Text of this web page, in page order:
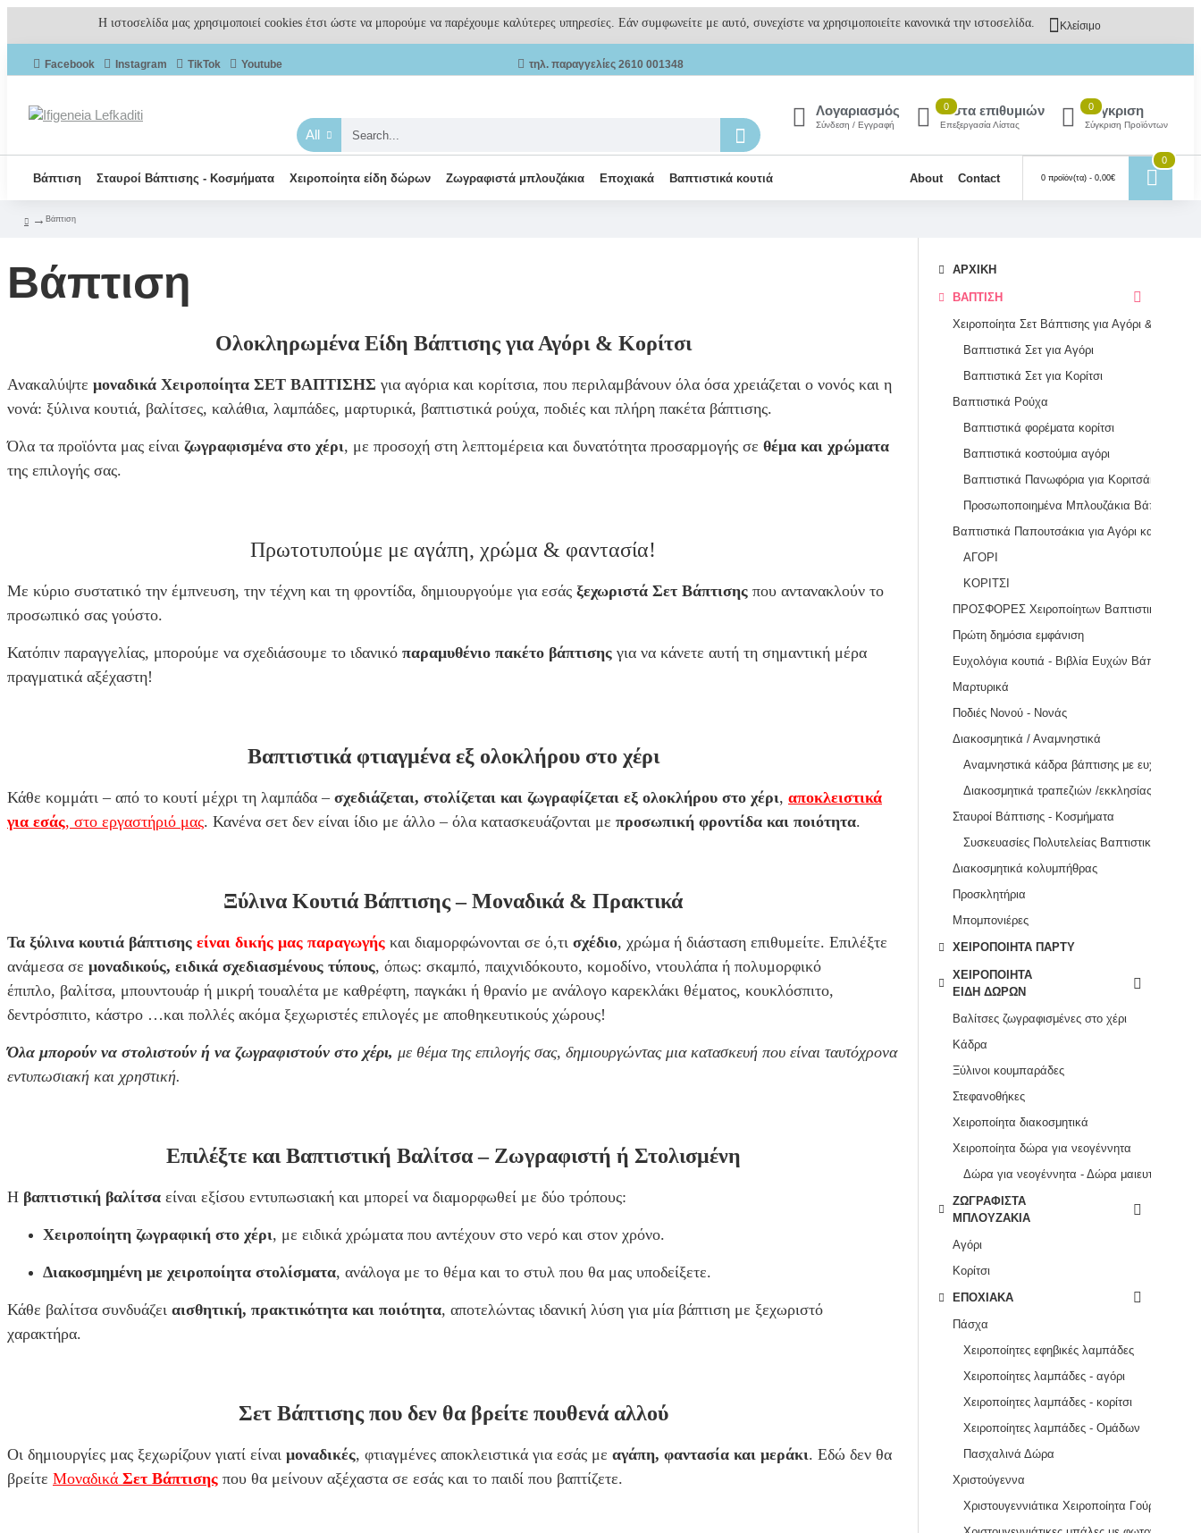
Η ιστοσελίδα μας χρησιμοποιεί cookies έτσι ώστε να μπορούμε να παρέχουμε καλύτερες υπηρεσίες. Εάν συμφωνείτε με αυτό, συνεχίστε να χρησιμοποιείτε κανονικά την ιστοσελίδα. Κλείσιμο
Facebook Instagram TikTok Youtube τηλ. παραγγελίες 2610 001348
All
Λογαριασμός
Σύνδεση / Εγγραφή
Λίστα επιθυμιών
Επεξεργασία Λίστας
0 Σύγκριση
Σύγκριση Προϊόντων
0
Βάπτιση Σταυροί Βάπτισης - Κοσμήματα Χειροποίητα είδη δώρων Ζωγραφιστά μπλουζάκια Εποχιακά Βαπτιστικά κουτιά About Contact 0 προϊόν(τα) - 0,00€
0
Βάπτιση
Βάπτιση
Ολοκληρωμένα Είδη Βάπτισης για Αγόρι & Κορίτσι
Ανακαλύψτε μοναδικά Χειροποίητα ΣΕΤ ΒΑΠΤΙΣΗΣ για αγόρια και κορίτσια, που περιλαμβάνουν όλα όσα χρειάζεται ο νονός και η
νονά: ξύλινα κουτιά, βαλίτσες, καλάθια, λαμπάδες, μαρτυρικά, βαπτιστικά ρούχα, ποδιές και πλήρη πακέτα βάπτισης.
Όλα τα προϊόντα μας είναι ζωγραφισμένα στο χέρι, με προσοχή στη λεπτομέρεια και δυνατότητα προσαρμογής σε θέμα και χρώματα
της επιλογής σας.
Πρωτοτυπούμε με αγάπη, χρώμα & φαντασία!
Με κύριο συστατικό την έμπνευση, την τέχνη και τη φροντίδα, δημιουργούμε για εσάς ξεχωριστά Σετ Βάπτισης που αντανακλούν το
προσωπικό σας γούστο.
Κατόπιν παραγγελίας, μπορούμε να σχεδιάσουμε το ιδανικό παραμυθένιο πακέτο βάπτισης για να κάνετε αυτή τη σημαντική μέρα
πραγματικά αξέχαστη!
Βαπτιστικά φτιαγμένα εξ ολοκλήρου στο χέρι
Κάθε κομμάτι – από το κουτί μέχρι τη λαμπάδα – σχεδιάζεται, στολίζεται και ζωγραφίζεται εξ ολοκλήρου στο χέρι, αποκλειστικά
για εσάς, στο εργαστήριό μας. Κανένα σετ δεν είναι ίδιο με άλλο – όλα κατασκευάζονται με προσωπική φροντίδα και ποιότητα.
Ξύλινα Κουτιά Βάπτισης – Μοναδικά & Πρακτικά
Τα ξύλινα κουτιά βάπτισης είναι δικής μας παραγωγής και διαμορφώνονται σε ό,τι σχέδιο, χρώμα ή διάσταση επιθυμείτε. Επιλέξτε
ανάμεσα σε μοναδικούς, ειδικά σχεδιασμένους τύπους, όπως: σκαμπό, παιχνιδόκουτο, κομοδίνο, ντουλάπα ή πολυμορφικό
έπιπλο, βαλίτσα, μπουντουάρ ή μικρή τουαλέτα με καθρέφτη, παγκάκι ή θρανίο με ανάλογο καρεκλάκι θέματος, κουκλόσπιτο,
δεντρόσπιτο, κάστρο …και πολλές ακόμα ξεχωριστές επιλογές με αποθηκευτικούς χώρους!
Όλα μπορούν να στολιστούν ή να ζωγραφιστούν στο χέρι, με θέμα της επιλογής σας, δημιουργώντας μια κατασκευή που είναι ταυτόχρονα
εντυπωσιακή και χρηστική.
Επιλέξτε και Βαπτιστική Βαλίτσα – Ζωγραφιστή ή Στολισμένη
Η βαπτιστική βαλίτσα είναι εξίσου εντυπωσιακή και μπορεί να διαμορφωθεί με δύο τρόπους:
Χειροποίητη ζωγραφική στο χέρι, με ειδικά χρώματα που αντέχουν στο νερό και στον χρόνο.
Διακοσμημένη με χειροποίητα στολίσματα, ανάλογα με το θέμα και το στυλ που θα μας υποδείξετε.
Κάθε βαλίτσα συνδυάζει αισθητική, πρακτικότητα και ποιότητα, αποτελώντας ιδανική λύση για μία βάπτιση με ξεχωριστό
χαρακτήρα.
Σετ Βάπτισης που δεν θα βρείτε πουθενά αλλού
Οι δημιουργίες μας ξεχωρίζουν γιατί είναι μοναδικές, φτιαγμένες αποκλειστικά για εσάς με αγάπη, φαντασία και μεράκι. Εδώ δεν θα
βρείτε Μοναδικά Σετ Βάπτισης που θα μείνουν αξέχαστα σε εσάς και το παιδί που βαπτίζετε.
ΑΡΧΙΚΉ
ΒΆΠΤΙΣΗ
Βαπτιστικά Σετ για Αγόρι
Βαπτιστικά Σετ για Κορίτσι
Βαπτιστικά Ρούχα
Βαπτιστικά φορέματα κορίτσι
Βαπτιστικά κοστούμια αγόρι
ΑΓΟΡΙ
ΚΟΡΙΤΣΙ
Πρώτη δημόσια εμφάνιση
Μαρτυρικά
Ποδιές Νονού - Νονάς
Διακοσμητικά / Αναμνηστικά
Διακοσμητικά τραπεζιών /εκκλησίας
Σταυροί Βάπτισης - Κοσμήματα
Διακοσμητικά κολυμπήθρας
Προσκλητήρια
Μπομπονιέρες
ΧΕΙΡΟΠΟΊΗΤΑ ΠΆΡΤΥ
ΧΕΙΡΟΠΟΊΗΤΑ
ΕΊΔΗ ΔΏΡΩΝ
Βαλίτσες ζωγραφισμένες στο χέρι
Κάδρα
Ξύλινοι κουμπαράδες
Στεφανοθήκες
Χειροποίητα διακοσμητικά
Χειροποίητα δώρα για νεογέννητα
ΖΩΓΡΑΦΙΣΤΆ
ΜΠΛΟΥΖΆΚΙΑ
Αγόρι
Κορίτσι
ΕΠΟΧΙΑΚΆ
Πάσχα
Χειροποίητες εφηβικές λαμπάδες
Χειροποίητες λαμπάδες - αγόρι
Χειροποίητες λαμπάδες - κορίτσι
Χειροποίητες λαμπάδες - Ομάδων
Πασχαλινά Δώρα
Χριστούγεννα